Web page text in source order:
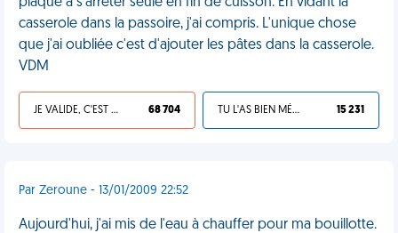
casserole dans la passoire, j'ai compris. L'unique chose
que j'ai oubliée c'est d'ajouter les pâtes dans la casserole.
VDM
JE VALIDE, C'EST UNE VDM 68 704 TU L'AS BIEN MÉRITÉ 15 231
Par Zeroune - 13/01/2009 22:52
Aujourd'hui, j'ai mis de l'eau à chauffer pour ma bouillotte.